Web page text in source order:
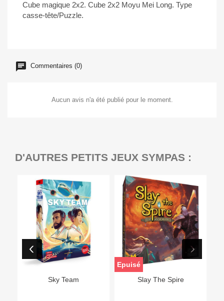
Cube magique 2x2. Cube 2x2 Moyu Mei Long. Type
casse-tête/Puzzle.
Commentaires (0)
Aucun avis n'a été publié pour le moment.
D'AUTRES PETITS JEUX SYMPAS :
Sky Team Slay The Spire
Epuisé